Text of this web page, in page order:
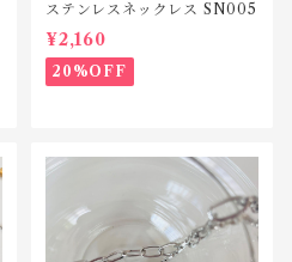
ステンレスネックレス SN005
¥2,160
20%OFF